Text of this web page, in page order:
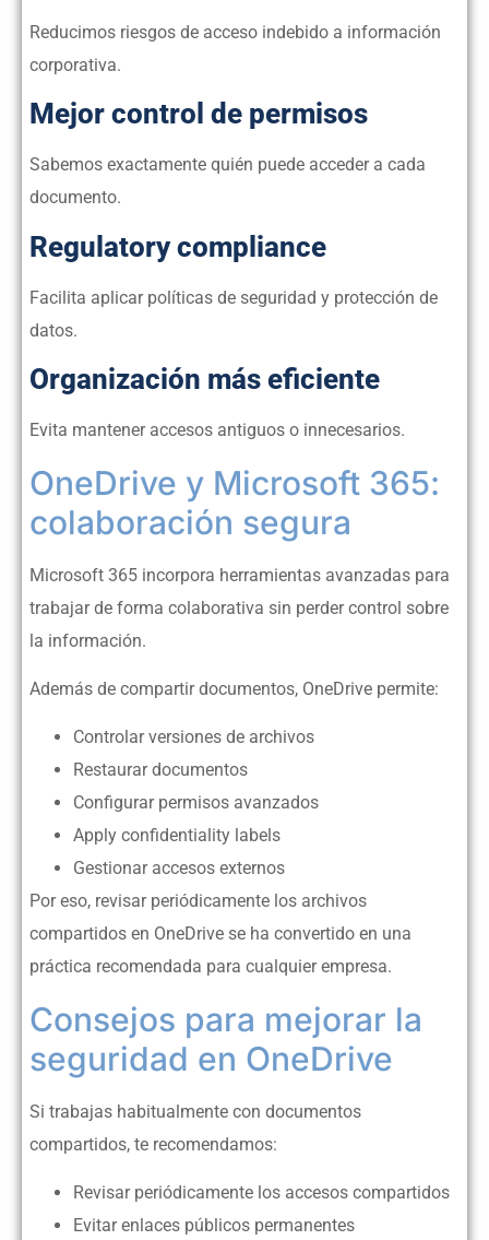
Reducimos riesgos de acceso indebido a información
corporativa.
Mejor control de permisos
Sabemos exactamente quién puede acceder a cada
documento.
Regulatory compliance
Facilita aplicar políticas de seguridad y protección de
datos.
Organización más eficiente
Evita mantener accesos antiguos o innecesarios.
OneDrive y Microsoft 365:
colaboración segura
Microsoft 365 incorpora herramientas avanzadas para
trabajar de forma colaborativa sin perder control sobre
la información.
Además de compartir documentos, OneDrive permite:
Controlar versiones de archivos
Restaurar documentos
Configurar permisos avanzados
Apply confidentiality labels
Gestionar accesos externos
Por eso, revisar periódicamente los archivos
compartidos en OneDrive se ha convertido en una
práctica recomendada para cualquier empresa.
Consejos para mejorar la
seguridad en OneDrive
Si trabajas habitualmente con documentos
compartidos, te recomendamos:
Revisar periódicamente los accesos compartidos
Evitar enlaces públicos permanentes